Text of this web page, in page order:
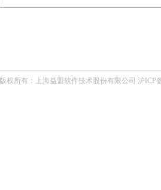
版权所有：上海益盟软件技术股份有限公司 沪ICP